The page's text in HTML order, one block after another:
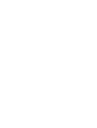
El acto de
Cartuja se
parcela del
Universal de